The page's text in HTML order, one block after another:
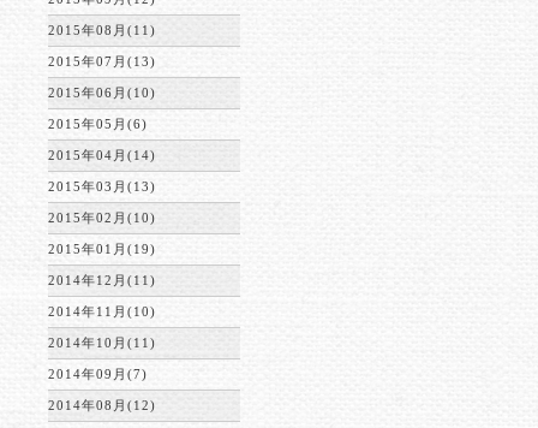
2015年08月(11)
2015年07月(13)
2015年06月(10)
2015年05月(6)
2015年04月(14)
2015年03月(13)
2015年02月(10)
2015年01月(19)
2014年12月(11)
2014年11月(10)
2014年10月(11)
2014年09月(7)
2014年08月(12)